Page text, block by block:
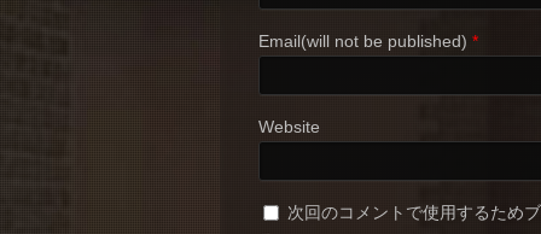
Email(will not be published) *
Website
次回のコメントで使用するため